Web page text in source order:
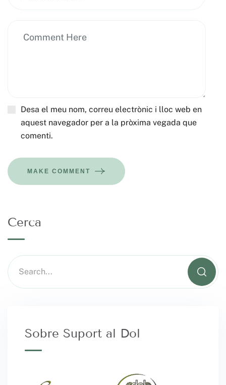
Desa el meu nom, correu electrònic i lloc web en
aquest navegador per a la pròxima vegada que
comenti.
MAKE COMMENT
Cerca
Sobre Suport al Dol